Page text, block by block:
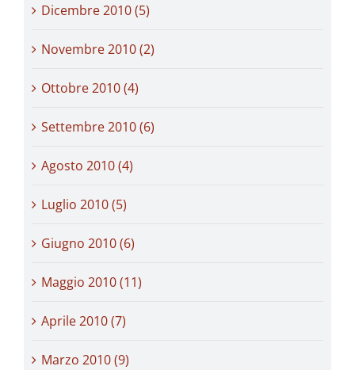
Dicembre 2010 (5)
Novembre 2010 (2)
Ottobre 2010 (4)
Settembre 2010 (6)
Agosto 2010 (4)
Luglio 2010 (5)
Giugno 2010 (6)
Maggio 2010 (11)
Aprile 2010 (7)
Marzo 2010 (9)